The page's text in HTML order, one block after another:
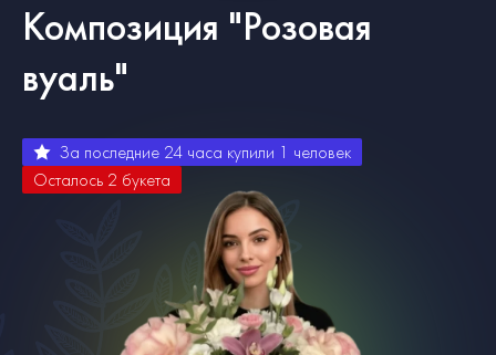
Композиция "Розовая
вуаль"
За последние 24 часа купили 1 человек
Осталось 2 букета